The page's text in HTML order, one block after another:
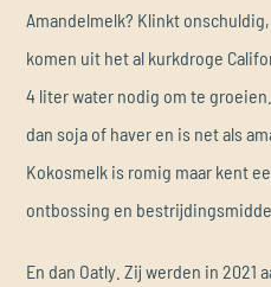
Amandelmelk? Klinkt
komen uit het al kurkdroge
4 liter water nodig om te
dan soja of haver en is net als
Kokosmelk is romig maar kent
ontbossing en
En dan Oatly. Zij werden in 2021